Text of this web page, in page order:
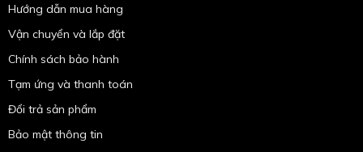
Hướng dẫn mua hàng
Vận chuyển và lắp đặt
Chính sách bảo hành
Tạm ứng và thanh toán
Đổi trả sản phẩm
Bảo mật thông tin